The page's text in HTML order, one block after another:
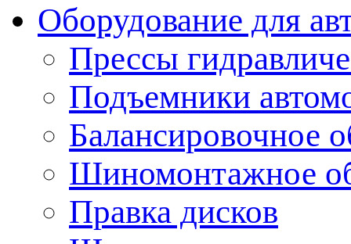
Оборудование для
Прессы
Подъемники
Балансировочное
Шиномонтажное
Правка дисков